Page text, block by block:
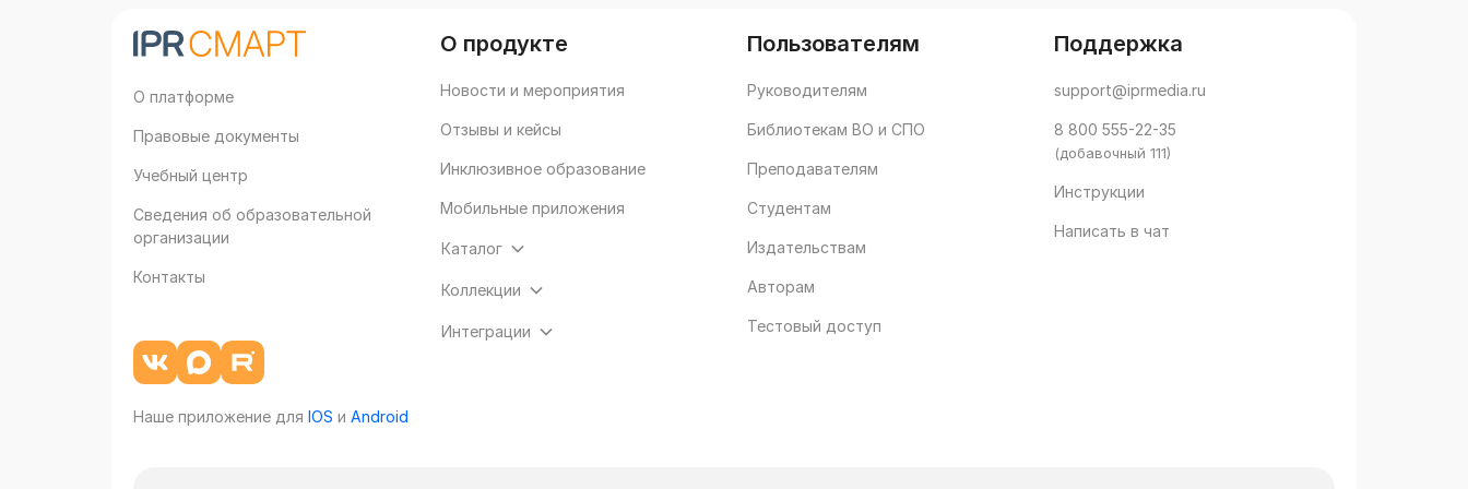
О платформе
Правовые документы
Учебный центр
Сведения об образовательной
организации
Контакты
Наше приложение для IOS и Android
О продукте
Новости и мероприятия
Отзывы и кейсы
Инклюзивное образование
Мобильные приложения
Каталог
Коллекции
Интеграции
Пользователям
Руководителям
Библиотекам ВО и СПО
Преподавателям
Студентам
Издательствам
Авторам
Тестовый доступ
Поддержка
support@iprmedia.ru
8 800 555-22-35
(добавочный 111)
Инструкции
Написать в чат